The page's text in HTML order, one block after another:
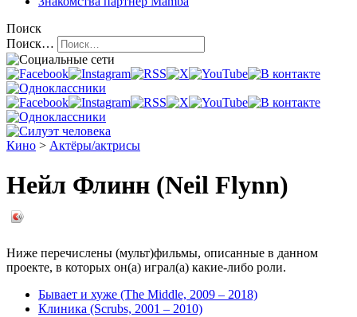
Поиск
Поиск…
Кино > Актёры/актрисы
Нейл Флинн (Neil Flynn)
Ниже перечислены (мульт)фильмы, описанные в данном
проекте, в которых он(а) играл(а) какие-либо роли.
Бывает и хуже (The Middle, 2009 – 2018)
Клиника (Scrubs, 2001 – 2010)